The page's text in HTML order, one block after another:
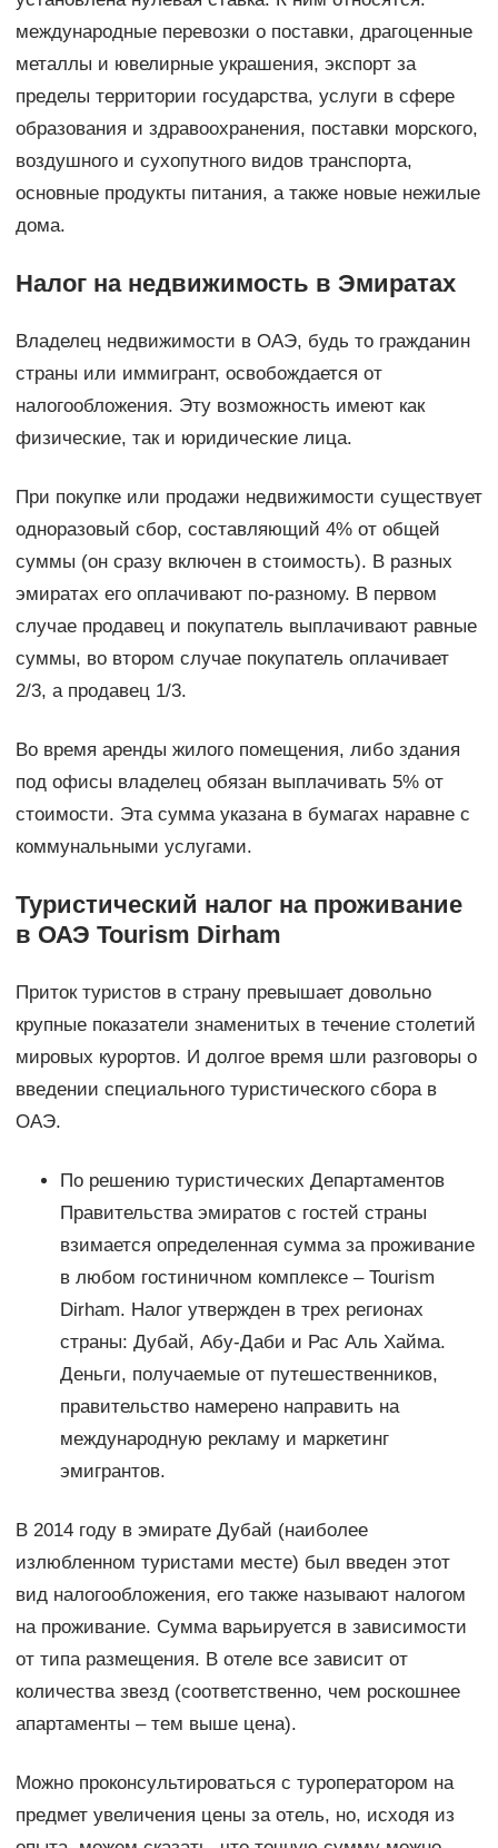
международные перевозки о поставки, драгоценные
металлы и ювелирные украшения, экспорт за
пределы территории государства, услуги в сфере
образования и здравоохранения, поставки морского,
воздушного и сухопутного видов транспорта,
основные продукты питания, а также новые нежилые
дома.
Налог на недвижимость в Эмиратах
Владелец недвижимости в ОАЭ, будь то гражданин
страны или иммигрант, освобождается от
налогообложения. Эту возможность имеют как
физические, так и юридические лица.
При покупке или продажи недвижимости существует
одноразовый сбор, составляющий 4% от общей
суммы (он сразу включен в стоимость). В разных
эмиратах его оплачивают по-разному. В первом
случае продавец и покупатель выплачивают равные
суммы, во втором случае покупатель оплачивает
2/3, а продавец 1/3.
Во время аренды жилого помещения, либо здания
под офисы владелец обязан выплачивать 5% от
стоимости. Эта сумма указана в бумагах наравне с
коммунальными услугами.
Туристический налог на проживание
в ОАЭ Tourism Dirham
Приток туристов в страну превышает довольно
крупные показатели знаменитых в течение столетий
мировых курортов. И долгое время шли разговоры о
введении специального туристического сбора в
ОАЭ.
По решению туристических Департаментов
Правительства эмиратов с гостей страны
взимается определенная сумма за проживание
в любом гостиничном комплексе – Tourism
Dirham. Налог утвержден в трех регионах
страны: Дубай, Абу-Даби и Рас Аль Хайма.
Деньги, получаемые от путешественников,
правительство намерено направить на
международную рекламу и маркетинг
эмигрантов.
В 2014 году в эмирате Дубай (наиболее
излюбленном туристами месте) был введен этот
вид налогообложения, его также называют налогом
на проживание. Сумма варьируется в зависимости
от типа размещения. В отеле все зависит от
количества звезд (соответственно, чем роскошнее
апартаменты – тем выше цена).
Можно проконсультироваться с туроператором на
предмет увеличения цены за отель, но, исходя из